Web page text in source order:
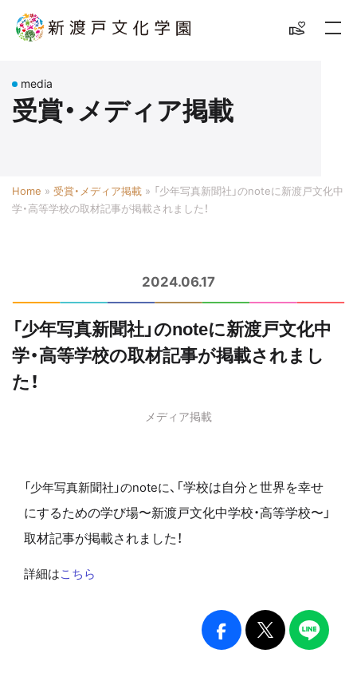
media
受賞・メディア掲載
Home » 受賞・メディア掲載 » 「少年写真新聞社」のnoteに新渡戸文化中
学・高等学校の取材記事が掲載されました！
2024.06.17
「少年写真新聞社」のnoteに新渡戸文化中
学・高等学校の取材記事が掲載されまし
た！
メディア掲載
「少年写真新聞社」のnoteに、 「学校は自分と世界を幸せ
にするための学び場〜新渡戸文化中学校・高等学校〜」
取材記事が掲載されました！
詳細はこちら